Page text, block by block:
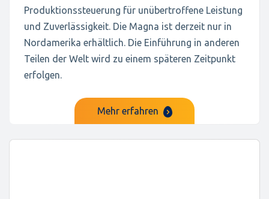
Produktionssteuerung für unübertroffene Leistung
und Zuverlässigkeit. Die Magna ist derzeit nur in
Nordamerika erhältlich. Die Einführung in anderen
Teilen der Welt wird zu einem späteren Zeitpunkt
erfolgen.
Mehr erfahren